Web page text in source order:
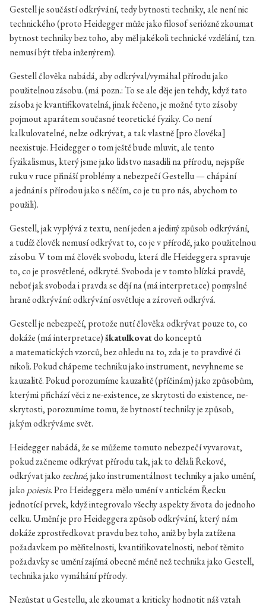
Gestell je součástí odkrývání, tedy bytnosti techniky, ale není nic
technického (proto Heidegger může jako filosof seriózně zkoumat
bytnost techniky bez toho, aby měl jakékoli technické vzdělání, tzn.
nemusí být třeba inženýrem).
Gestell člověka nabádá, aby odkrýval/vymáhal přírodu jako
použitelnou zásobu. (má pozn.: To se ale děje jen tehdy, když tato
zásoba je kvantifikovatelná, jinak řečeno, je možné tyto zásoby
pojmout aparátem současné teoretické fyziky. Co není
kalkulovatelné, nelze odkrývat, a tak vlastně [pro člověka]
neexistuje. Heidegger o tom ještě bude mluvit, ale tento
fyzikalismus, který jsme jako lidstvo nasadili na přírodu, nejspíše
ruku v ruce přináší problémy a nebezpečí Gestellu — chápání
a jednání s přírodou jako s něčím, co je tu pro nás, abychom to
použili).
Gestell, jak vyplývá z textu, není jeden a jediný způsob odkrývání,
a tudíž člověk nemusí odkrývat to, co je v přírodě, jako použitelnou
zásobu. V tom má člověk svobodu, která dle Heideggera spravuje
to, co je prosvětlené, odkryté. Svoboda je v tomto blízká pravdě,
neboť jak svoboda i pravda se dějí na (má interpretace) pomyslné
hraně odkrývání: odkrývání osvětluje a zároveň odkrývá.
Gestell je nebezpečí, protože nutí člověka odkrývat pouze to, co
dokáže (má interpretace)škatulkovatdo konceptů
a matematických vzorců, bez ohledu na to, zda je to pravdivé či
nikoli. Pokud chápeme techniku jako instrument, nevyhneme se
kauzalitě. Pokud porozumíme kauzalitě (příčinám) jako způsobům,
kterými přichází věci z ne-existence, ze skrytosti do existence, ne-
skrytosti, porozumíme tomu, že bytností techniky je způsob,
jakým odkrýváme svět.
Heidegger nabádá, že se můžeme tomuto nebezpečí vyvarovat,
pokud začneme odkrývat přírodu tak, jak to dělali Řekové,
odkrývat jako techné, jako instrumentálnost techniky a jako umění,
jako poiesis. Pro Heideggera mělo umění v antickém Řecku
jednotící prvek, když integrovalo všechy aspekty života do jednoho
celku. Umění je pro Heideggera způsob odkrývání, který nám
dokáže zprostředkovat pravdu bez toho, aniž by byla zatížena
požadavkem po měřitelnosti, kvantifikovatelnosti, neboť těmito
požadavky se umění zajímá obecně méně než technika jako Gestell,
technika jako vymáhání přírody.
Nezůstat u Gestellu, ale zkoumat a kriticky hodnotit náš vztah